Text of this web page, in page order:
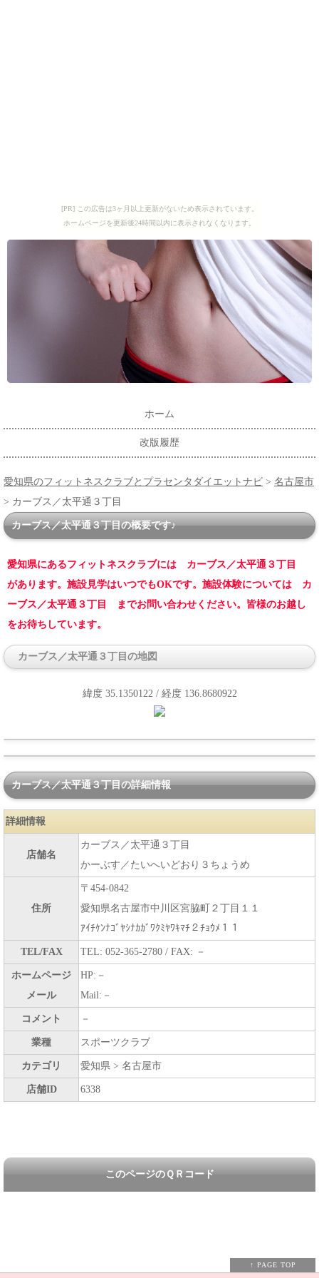
[PR] この広告は3ヶ月以上更新がないため表示されています。
ホームページを更新後24時間以内に表示されなくなります。
ホーム
改版履歴
愛知県のフィットネスクラブとプラセンタダイエットナビ > 名古屋市
> カーブス／太平通３丁目
カーブス／太平通３丁目の概要です♪
愛知県にあるフィットネスクラブには カーブス／太平通３丁目
があります。施設見学はいつでもOKです。施設体験については カ
ーブス／太平通３丁目 までお問い合わせください。皆様のお越し
をお待ちしています。
カーブス／太平通３丁目の地図
緯度 35.1350122 / 経度 136.8680922
カーブス／太平通３丁目の詳細情報
詳細情報
店舗名
カーブス／太平通３丁目
かーぶす／たいへいどおり３ちょうめ
住所
〒454-0842
愛知県名古屋市中川区宮脇町２丁目１１
ｱｲﾁｹﾝﾅｺﾞﾔｼﾅｶｶﾞﾜｸﾐﾔﾜｷﾏﾁ２ﾁｮｳﾒ１１
TEL/FAX TEL: 052-365-2780 / FAX: －
ホームページ
メール
HP:－
Mail:－
コメント －
業種 スポーツクラブ
カテゴリ 愛知県 > 名古屋市
店舗ID 6338
このページのＱＲコード
↑ PAGE TOP